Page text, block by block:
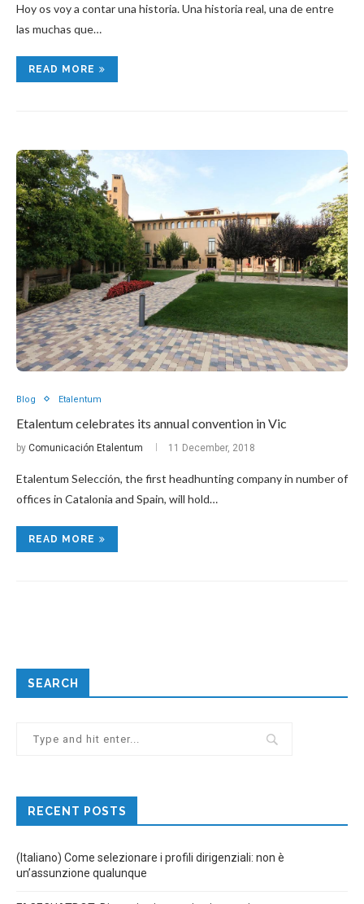
Hoy os voy a contar una historia. Una historia real, una de entre
las muchas que…
READ MORE
Blog Etalentum
Etalentum celebrates its annual convention in Vic
by Comunicación Etalentum 11 December, 2018
Etalentum Selección, the first headhunting company in number of
offices in Catalonia and Spain, will hold…
READ MORE
SEARCH
RECENT POSTS
(Italiano) Come selezionare i profili dirigenziali: non è
un’assunzione qualunque